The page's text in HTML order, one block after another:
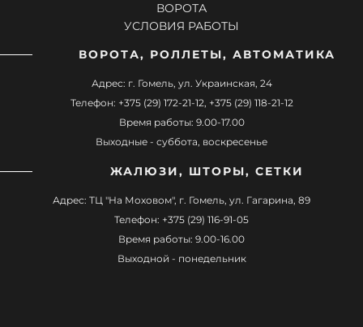
ВОРОТА
УСЛОВИЯ РАБОТЫ
ВОРОТА, РОЛЛЕТЫ, АВТОМАТИКА
Адрес: г. Гомель, ул. Украинская, 24
Телефон: +375 (29) 172-21-12, +375 (29) 118-21-12
Время работы: 9.00-17.00
Выходные - суббота, воскресенье
ЖАЛЮЗИ, ШТОРЫ, СЕТКИ
Адрес: ТЦ "На Моховом", г. Гомель, ул. Гагарина, 89
Телефон: +375 (29) 116-91-05
Время работы: 9.00-16.00
Выходной - понедельник